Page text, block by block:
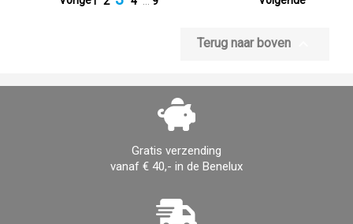
Terug naar boven
Gratis verzending
vanaf € 40,- in de Benelux